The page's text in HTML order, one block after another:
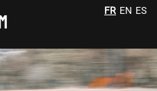
FR EN ES